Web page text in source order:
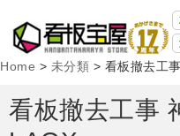
Home > 未分類 > 看板撤去工
看板撤去工事